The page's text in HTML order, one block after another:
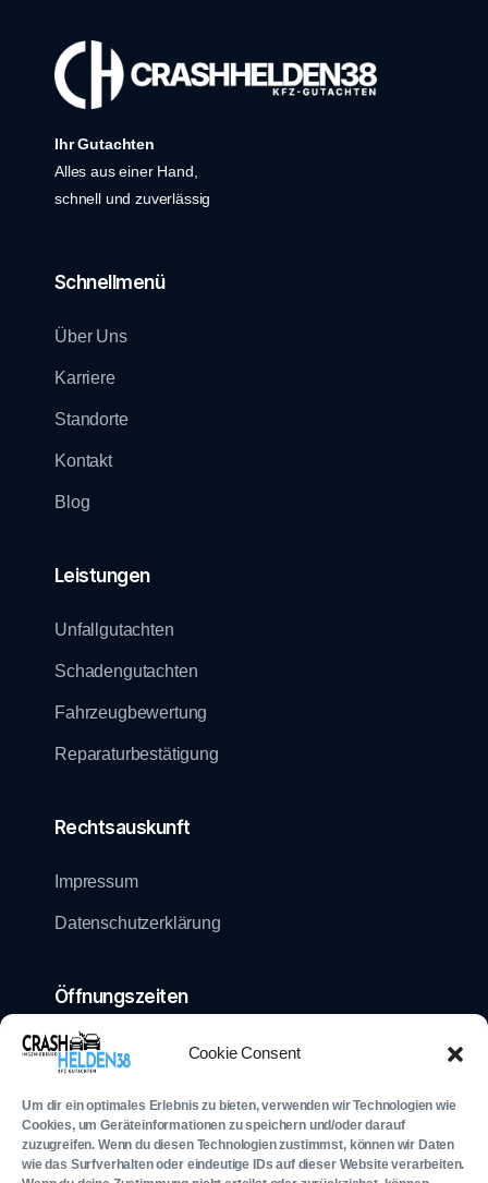
Cookie Consent
Um dir ein optimales Erlebnis zu bieten, verwenden wir Technologien wie
Cookies, um Geräteinformationen zu speichern und/oder darauf
zuzugreifen. Wenn du diesen Technologien zustimmst, können wir Daten
wie das Surfverhalten oder eindeutige IDs auf dieser Website verarbeiten.
Ihr Gutachten
Alles aus einer Hand,
schnell und zuverlässig
Schnellmenü
Über Uns
Karriere
Standorte
Kontakt
Blog
Leistungen
Unfallgutachten
Schadengutachten
Fahrzeugbewertung
Reparaturbestätigung
Rechtsauskunft
Impressum
Datenschutzerklärung
Öffnungszeiten
Mo - Fr: 08:00 - 20:00 Uhr
Sa - So: 08:00 - 20:00 Uhr